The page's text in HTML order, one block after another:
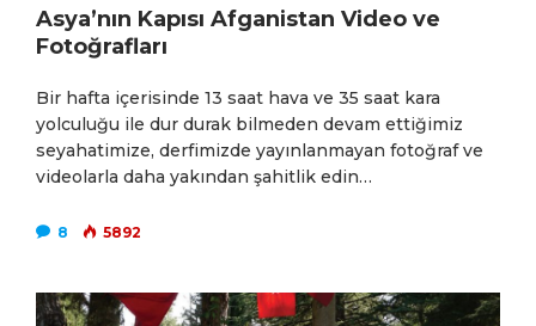
Asya’nın Kapısı Afganistan Video ve
Fotoğrafları
Bir hafta içerisinde 13 saat hava ve 35 saat kara
yolculuğu ile dur durak bilmeden devam ettiğimiz
seyahatimize, derfimizde yayınlanmayan fotoğraf ve
videolarla daha yakından şahitlik edin…
8 5892